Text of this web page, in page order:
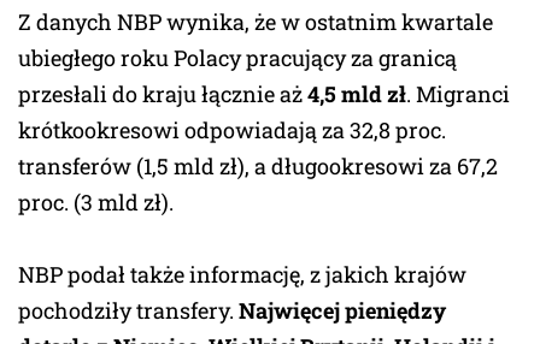
Z danych NBP wynika, że w ostatnim kwartale
ubiegłego roku Polacy pracujący za granicą
przesłali do kraju łącznie aż4,5 mld zł. Migranci
krótkookresowi odpowiadają za 32,8 proc.
transferów (1,5 mld zł), a długookresowi za 67,2
proc. (3 mld zł).
NBP podał także informację, z jakich krajów
pochodziły transfery. Najwięcej pieniędzy